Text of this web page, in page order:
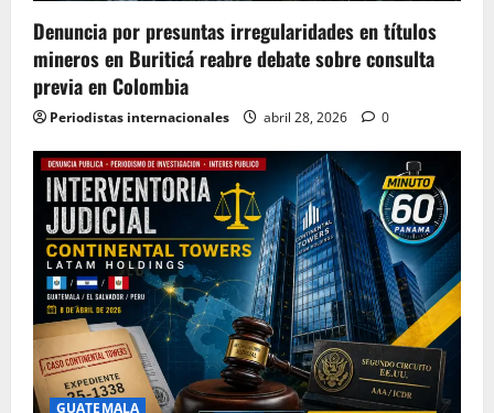
Denuncia por presuntas irregularidades en títulos
mineros en Buriticá reabre debate sobre consulta
previa en Colombia
Periodistas internacionales abril 28, 2026 0
GUATEMALA